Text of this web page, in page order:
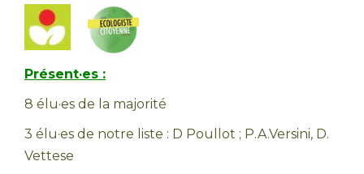
Présent·es :
8 élu·es de la majorité
3 élu·es de notre liste : D Poullot ; P.A.Versini, D.
Vettese